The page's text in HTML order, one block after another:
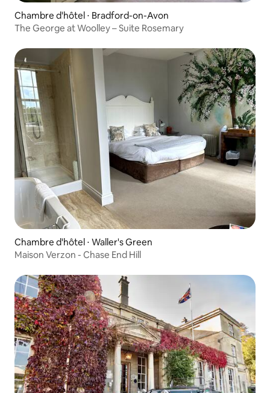
Chambre d'hôtel ⋅ Bradford-on-Avon
The George at Woolley – Suite Rosemary
Chambre d'hôtel ⋅ Waller's Green
Maison Verzon - Chase End Hill